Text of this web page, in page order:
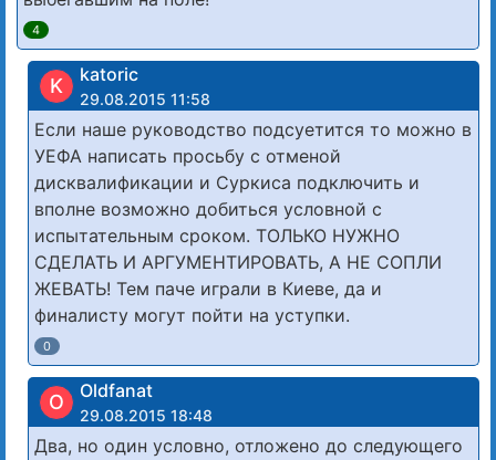
4
K katoric
29.08.2015 11:58
Если наше руководство подсуетится то можно в
УЕФА написать просьбу с отменой
дисквалификации и Суркиса подключить и
вполне возможно добиться условной с
испытательным сроком. ТОЛЬКО НУЖНО
СДЕЛАТЬ И АРГУМЕНТИРОВАТЬ, А НЕ СОПЛИ
ЖЕВАТЬ! Тем паче играли в Киеве, да и
финалисту могут пойти на уступки.
0
O Oldfanat
29.08.2015 18:48
Два, но один условно, отложено до следующего